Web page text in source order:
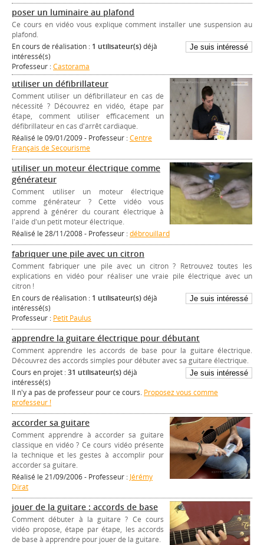
poser un luminaire au plafond
Ce cours en vidéo vous explique comment installer une suspension au
plafond.
En cours de réalisation : 1 utilisateur(s)déjà
intéressé(s)
Professeur :Castorama
utiliser un défibrillateur
Comment utiliser un défibrillateur en cas de
nécessité ? Découvrez en vidéo, étape par
étape, comment utiliser efficacement un
défibrillateur en cas d'arrêt cardiaque.
Réalisé le 09/01/2009 - Professeur :Centre
Français de Secourisme
utiliser un moteur électrique comme
générateur
Comment utiliser un moteur électrique
comme générateur ? Cette vidéo vous
apprend à générer du courant électrique à
l'aide d'un petit moteur électrique.
Réalisé le 28/11/2008 - Professeur :débrouillard
fabriquer une pile avec un citron
Comment fabriquer une pile avec un citron ? Retrouvez toutes les
explications en vidéo pour réaliser une vraie pile électrique avec un
citron !
En cours de réalisation : 1 utilisateur(s)déjà
intéressé(s)
Professeur : Petit Paulus
apprendre la guitare électrique pour débutant
Comment apprendre les accords de base pour la guitare électrique.
Découvrez des accords simples pour débuter avec sa guitare électrique.
Cours en projet :31 utilisateur(s)déjà
intéressé(s)
Il n'y a pas de professeur pour ce cours. Proposez vous comme
professeur !
accorder sa guitare
Comment apprendre à accorder sa guitare
classique en vidéo ? Ce cours vidéo présente
la technique et les gestes à accomplir pour
accorder sa guitare.
Réalisé le 21/09/2006 - Professeur : Jérémy
Dirat
jouer de la guitare : accords de base
Comment débuter à la guitare ? Ce cours
vidéo propose, étape par étape, les accords
de base à apprendre pour jouer de la guitare.